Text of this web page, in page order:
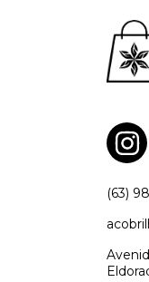
(63)